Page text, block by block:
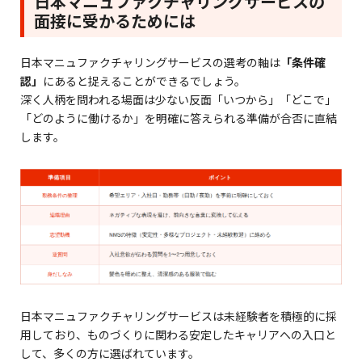
面接に受かるためには
日本マニュファクチャリングサービスの選考の軸は 「条件確
認」 にあると捉えることができるでしょう。
深く人柄を問われる場面は少ない反面「いつから」「どこで」
「どのように働けるか」を明確に答えられる準備が合否に直結
します。
日本マニュファクチャリングサービスは未経験者を積極的に採
用しており、ものづくりに関わる安定したキャリアへの入口と
して、多くの方に選ばれています。